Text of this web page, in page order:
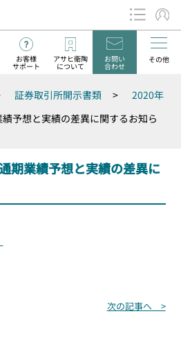
お客様
サポート
アサヒ衛陶
について
お問い
合わせ
その他
データダウンロード
お知らせ
証券取引所開示書類 >
2020年
予想と実績の差異に関するお知ら
期業績予想と実績の差異に
次の記事へ >